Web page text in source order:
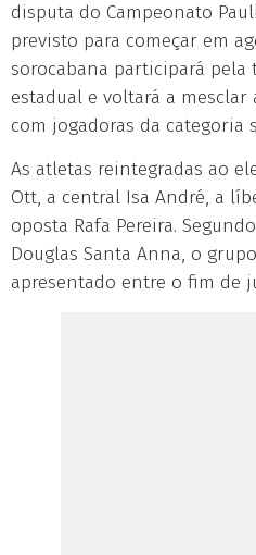
disputa do Campeonato
previsto para começar em
sorocabana participará pela
estadual e voltará a
com jogadoras da categoria
As atletas reintegradas ao
Ott, a central Isa André, a
oposta Rafa Pereira.
Douglas Santa Anna, o
apresentado entre o fim de